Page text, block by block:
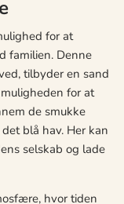
for at
familien. Denne
tilbyder en sand
for at
de smukke
blå hav. Her kan
selskab og lade
hvor tiden